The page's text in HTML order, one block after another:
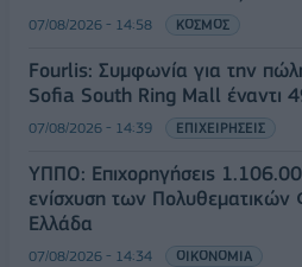
07/08/2026 - 14:58 ΚΟΣΜΟΣ
Fourlis: Συμφωνία για την
Sofia South Ring Mall έναντι
07/08/2026 - 14:39 ΕΠΙΧΕΙΡΗΣΕΙΣ
ΥΠΠΟ: Επιχορηγήσεις
ενίσχυση των Πολυθεματικών
Ελλάδα
07/08/2026 - 14:34 ΟΙΚΟΝΟΜΙΑ